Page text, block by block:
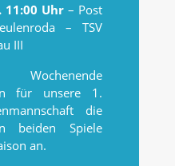
11:00 Uhr– Post
– TSV
III
für unsere 1.
die
beiden Spiele
an.